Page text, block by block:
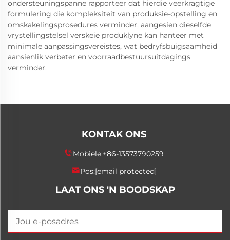
ondersteuningspanne rapporteer dat hierdie veerkragtige
formulering die kompleksiteit van produksie-opstelling en
omskakelingsprosedures verminder, aangesien dieselfde
vrystellingstelsel verskeie produklyne kan hanteer met
minimale aanpassingsvereistes, wat bedryfsbuigsaamheid
aansienlik verbeter en voorraadbestuursuitdagings
verminder.
KONTAK ONS
Mobiele:+86-13573790259
Pos:[email protected]
LAAT ONS 'N BOODSKAP